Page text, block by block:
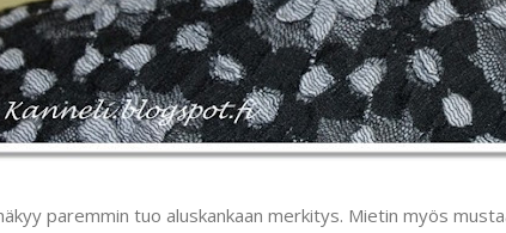
paremmin tuo aluskankaan merkitys. Mietin myös